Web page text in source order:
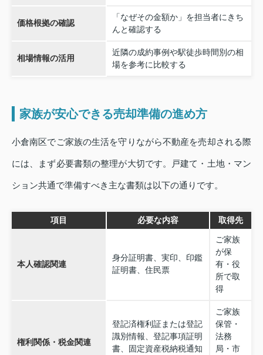
価格根拠の確認
「なぜその金額か」を担当者にきち
んと確認する
相場情報の活用
近隣の成約事例や駅徒歩時間別の相
場を参考に比較する
家族が安心できる売却準備の進め方
小倉南区でご家族の生活を守りながら不動産を売却される際
には、まず必要書類の整理が大切です。戸建て・土地・マン
ション共通で準備すべき主な書類は以下の通りです。
項目 必要な内容 取得先
本人確認関連
身分証明書、実印、印鑑
証明書、住民票
ご家族
が保
有・役
所で取
得
権利関係・税金関連
登記済権利証または登記
識別情報、登記事項証明
書、固定資産税納税通知
ご家族
保管・
法務
局・市